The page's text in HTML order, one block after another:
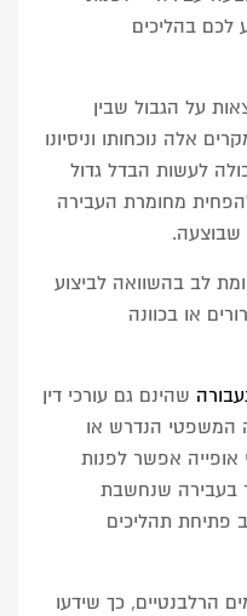
לכם בהליכים
על הגבול שבין
אלה נוכחותו וניסיונו
לעשות הבדל גדול
מחומרת העבירה
שבוצעה.
לב בהשוואה לביצוע
או בכוונה
שהינם גם עורכי דין
המשפטי הנדרש או
אפשר לפנות
בעבירה שנחשבת
פתיחת תהליכים
הרלבנטיים, כך שידעו